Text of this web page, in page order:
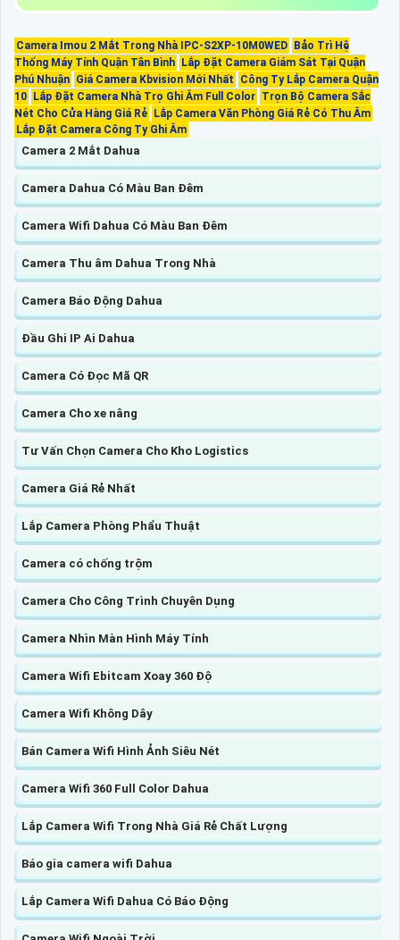
Camera Imou 2 Mắt Trong Nhà IPC-S2XP-10M0WED
Bảo Trì Hệ
Thống Máy Tính Quận Tân Bình
Lắp Đặt Camera Giám Sát Tại Quận
Phú Nhuận Giá Camera Kbvision Mới Nhất
Công Ty Lắp Camera Quận
10
Lắp Đặt Camera Nhà Trọ Ghi Âm Full Color Trọn Bộ Camera Sắc
Nét Cho Cửa Hàng Giá Rẻ
Lắp Camera Văn Phòng Giá Rẻ Có Thu Âm
Lắp Đặt Camera Công Ty Ghi Âm
Camera 2 Mắt Dahua
Camera Dahua Có Màu Ban Đêm
Camera Wifi Dahua Có Màu Ban Đêm
Camera Thu âm Dahua Trong Nhà
Camera Báo Động Dahua
Đầu Ghi IP Ai Dahua
Camera Có Đọc Mã QR
Camera Cho xe nâng
Tư Vấn Chọn Camera Cho Kho Logistics
Camera Giá Rẻ Nhất
Lắp Camera Phòng Phẩu Thuật
Camera có chống trộm
Camera Cho Công Trình Chuyên Dụng
Camera Nhìn Màn Hình Máy Tính
Camera Wifi Ebitcam Xoay 360 Độ
Camera Wifi Không Dây
Bán Camera Wifi Hình Ảnh Siêu Nét
Camera Wifi 360 Full Color Dahua
Lắp Camera Wifi Trong Nhà Giá Rẻ Chất Lượng
Báo gia camera wifi Dahua
Lắp Camera Wifi Dahua Có Báo Động